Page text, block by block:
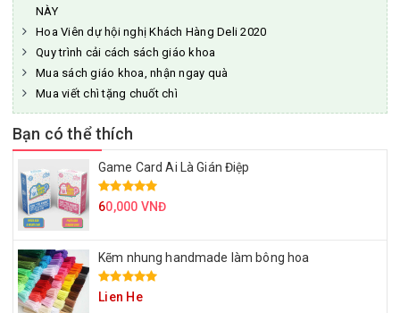
NÀY
Hoa Viên dự hội nghị Khách Hàng Deli 2020
Quy trình cải cách sách giáo khoa
Mua sách giáo khoa, nhận ngay quà
Mua viết chì tặng chuốt chì
Bạn có thể thích
Game Card Ai Là Gián Điệp
60,000 VNĐ
Kẽm nhung handmade làm bông hoa
Lien He